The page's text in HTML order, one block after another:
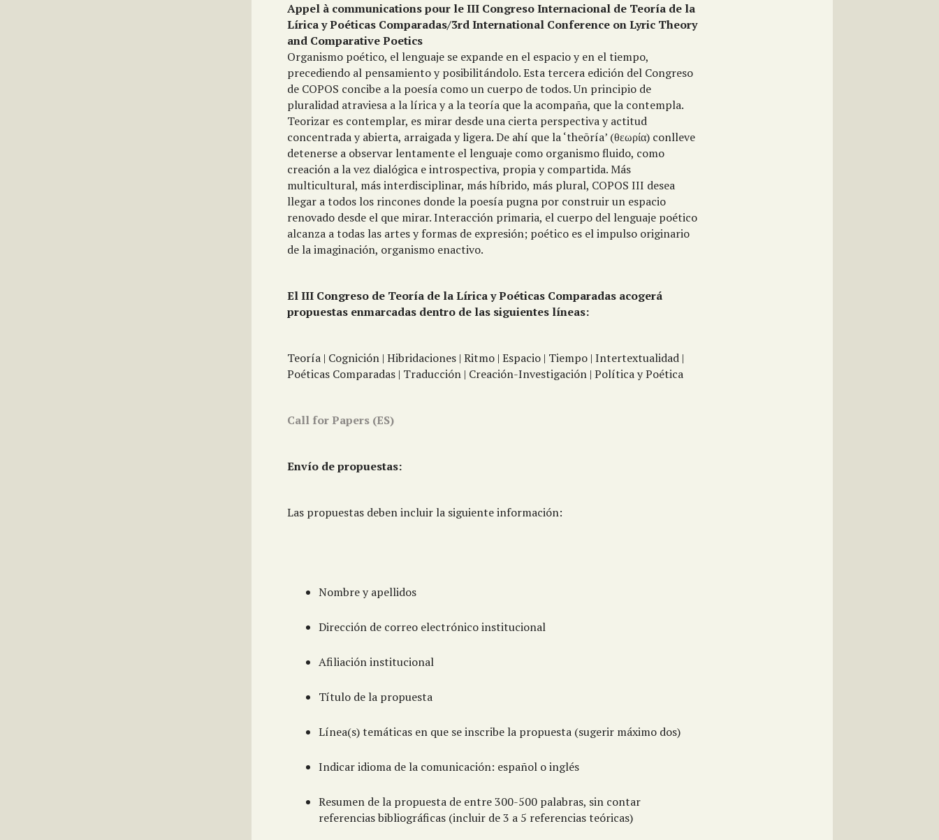
Appel à communications pour le III Congreso Internacional de Teoría de la
Lírica y Poéticas Comparadas/3rd International Conference on Lyric Theory
and Comparative Poetics
Organismo poético, el lenguaje se expande en el espacio y en el tiempo,
precediendo al pensamiento y posibilitándolo. Esta tercera edición del Congreso
de COPOS concibe a la poesía como un cuerpo de todos. Un principio de
pluralidad atraviesa a la lírica y a la teoría que la acompaña, que la contempla.
Teorizar es contemplar, es mirar desde una cierta perspectiva y actitud
concentrada y abierta, arraigada y ligera. De ahí que la ‘theōría’ (θεωρία) conlleve
detenerse a observar lentamente el lenguaje como organismo fluido, como
creación a la vez dialógica e introspectiva, propia y compartida. Más
multicultural, más interdisciplinar, más híbrido, más plural, COPOS III desea
llegar a todos los rincones donde la poesía pugna por construir un espacio
renovado desde el que mirar. Interacción primaria, el cuerpo del lenguaje poético
alcanza a todas las artes y formas de expresión; poético es el impulso originario
de la imaginación, organismo enactivo.
El III Congreso de Teoría de la Lírica y Poéticas Comparadas acogerá
propuestas enmarcadas dentro de las siguientes líneas:
Teoría | Cognición | Hibridaciones | Ritmo | Espacio | Tiempo | Intertextualidad |
Poéticas Comparadas | Traducción | Creación-Investigación | Política y Poética
Call for Papers (ES)
Envío de propuestas:
Las propuestas deben incluir la siguiente información:
Nombre y apellidos
Dirección de correo electrónico institucional
Afiliación institucional
Título de la propuesta
Línea(s) temáticas en que se inscribe la propuesta (sugerir máximo dos)
Indicar idioma de la comunicación: español o inglés
Resumen de la propuesta de entre 300-500 palabras, sin contar
referencias bibliográficas (incluir de 3 a 5 referencias teóricas)